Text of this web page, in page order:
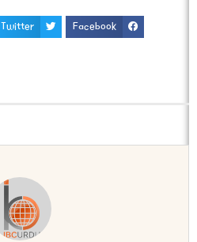
Facebook
Twitter